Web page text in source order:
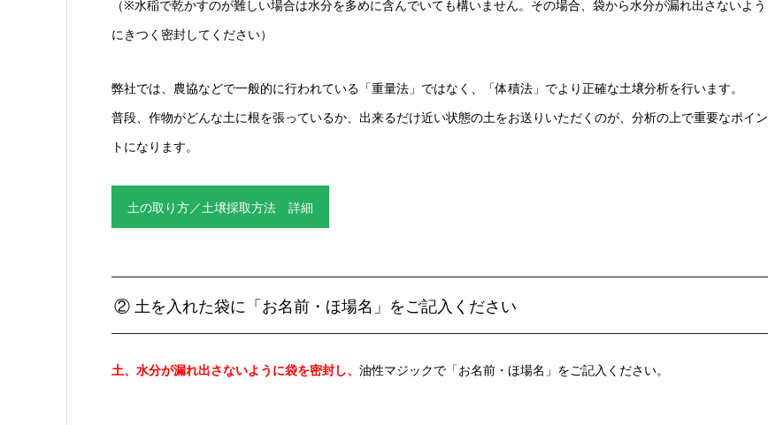
（※水稲で乾かすのが難しい場合は水分を多めに含んでいても構いません。その場合、袋から水分が漏れ出さないよう
にきつく密封してください）
弊社では、農協などで一般的に行われている「重量法」ではなく、「体積法」でより正確な土壌分析を行います。
普段、作物がどんな土に根を張っているか、出来るだけ近い状態の土をお送りいただくのが、分析の上で重要なポイン
トになります。
土の取り方／土壌採取方法 詳細
② 土を入れた袋に「お名前・ほ場名」をご記入ください
土、水分が漏れ出さないように袋を密封し、 油性マジックで「お名前・ほ場名」をご記入ください。